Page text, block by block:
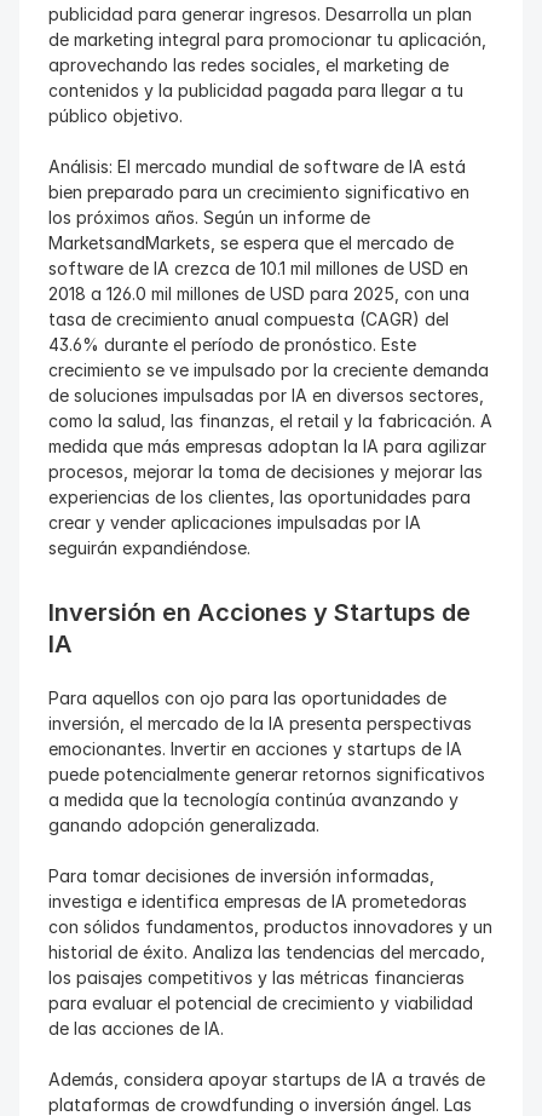
publicidad para generar ingresos. Desarrolla un plan
de marketing integral para promocionar tu aplicación,
aprovechando las redes sociales, el marketing de
contenidos y la publicidad pagada para llegar a tu
público objetivo.
Análisis: El mercado mundial de software de IA está
bien preparado para un crecimiento significativo en
los próximos años. Según un informe de
MarketsandMarkets, se espera que el mercado de
software de IA crezca de 10.1 mil millones de USD en
2018 a 126.0 mil millones de USD para 2025, con una
tasa de crecimiento anual compuesta (CAGR) del
43.6% durante el período de pronóstico. Este
crecimiento se ve impulsado por la creciente demanda
de soluciones impulsadas por IA en diversos sectores,
como la salud, las finanzas, el retail y la fabricación. A
medida que más empresas adoptan la IA para agilizar
procesos, mejorar la toma de decisiones y mejorar las
experiencias de los clientes, las oportunidades para
crear y vender aplicaciones impulsadas por IA
seguirán expandiéndose.
Inversión en Acciones y Startups de
IA
Para aquellos con ojo para las oportunidades de
inversión, el mercado de la IA presenta perspectivas
emocionantes. Invertir en acciones y startups de IA
puede potencialmente generar retornos significativos
a medida que la tecnología continúa avanzando y
ganando adopción generalizada.
Para tomar decisiones de inversión informadas,
investiga e identifica empresas de IA prometedoras
con sólidos fundamentos, productos innovadores y un
historial de éxito. Analiza las tendencias del mercado,
los paisajes competitivos y las métricas financieras
para evaluar el potencial de crecimiento y viabilidad
de las acciones de IA.
Además, considera apoyar startups de IA a través de
plataformas de crowdfunding o inversión ángel. Las